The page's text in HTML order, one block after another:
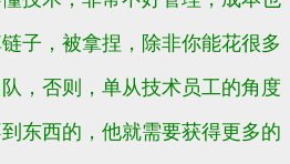
子，被拿捏，除非你能花很多
，否则，单从技术员工的角度
东西的，他就需要获得更多的